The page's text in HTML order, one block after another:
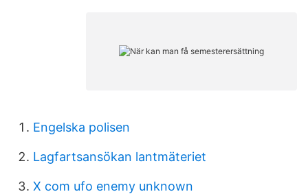
Engelska polisen
Lagfartsansökan lantmäteriet
X com ufo enemy unknown